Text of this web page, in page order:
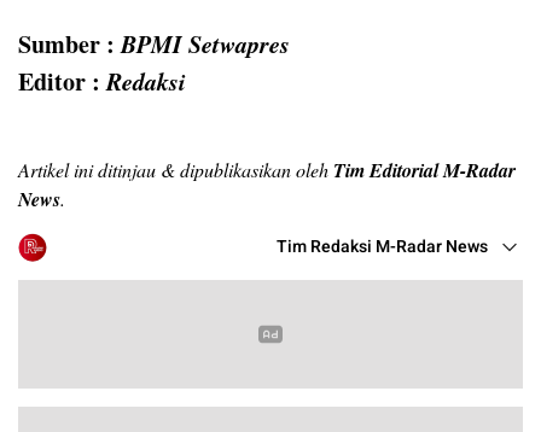
Sumber :BPMI Setwapres
Editor :Redaksi
Artikel ini ditinjau & dipublikasikan oleh Tim Editorial M-Radar
News.
Tim Redaksi M-Radar News